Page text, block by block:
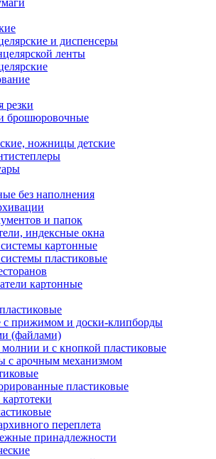
и диспенсеры
ленты
резки
брошюровочные
ножницы детские
без наполнения
и папок
индексные окна
картонные
пластиковые
картонные
с прижимом и доски-клипборды
(файлами)
и с кнопкой пластиковые
с арочным механизмом
пластиковые
переплета
принадлежности